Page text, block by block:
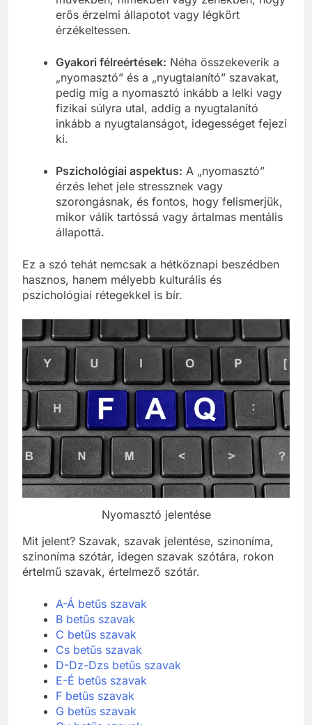
erős érzelmi állapotot vagy légkört
érzékeltessen.
Gyakori félreértések: Néha összekeverik a
„nyomasztó” és a „nyugtalanító” szavakat,
pedig míg a nyomasztó inkább a lelki vagy
fizikai súlyra utal, addig a nyugtalanító
inkább a nyugtalanságot, idegességet fejezi
ki.
Pszichológiai aspektus: A „nyomasztó”
érzés lehet jele stressznek vagy
szorongásnak, és fontos, hogy felismerjük,
mikor válik tartóssá vagy ártalmas mentális
állapottá.
Ez a szó tehát nemcsak a hétköznapi beszédben
hasznos, hanem mélyebb kulturális és
pszichológiai rétegekkel is bír.
Nyomasztó jelentése
Mit jelent? Szavak, szavak jelentése, szinoníma,
szinoníma szótár, idegen szavak szótára, rokon
értelmű szavak, értelmező szótár.
A-Á betűs szavak
B betűs szavak
C betűs szavak
Cs betűs szavak
D-Dz-Dzs betűs szavak
E-É betűs szavak
F betűs szavak
G betűs szavak